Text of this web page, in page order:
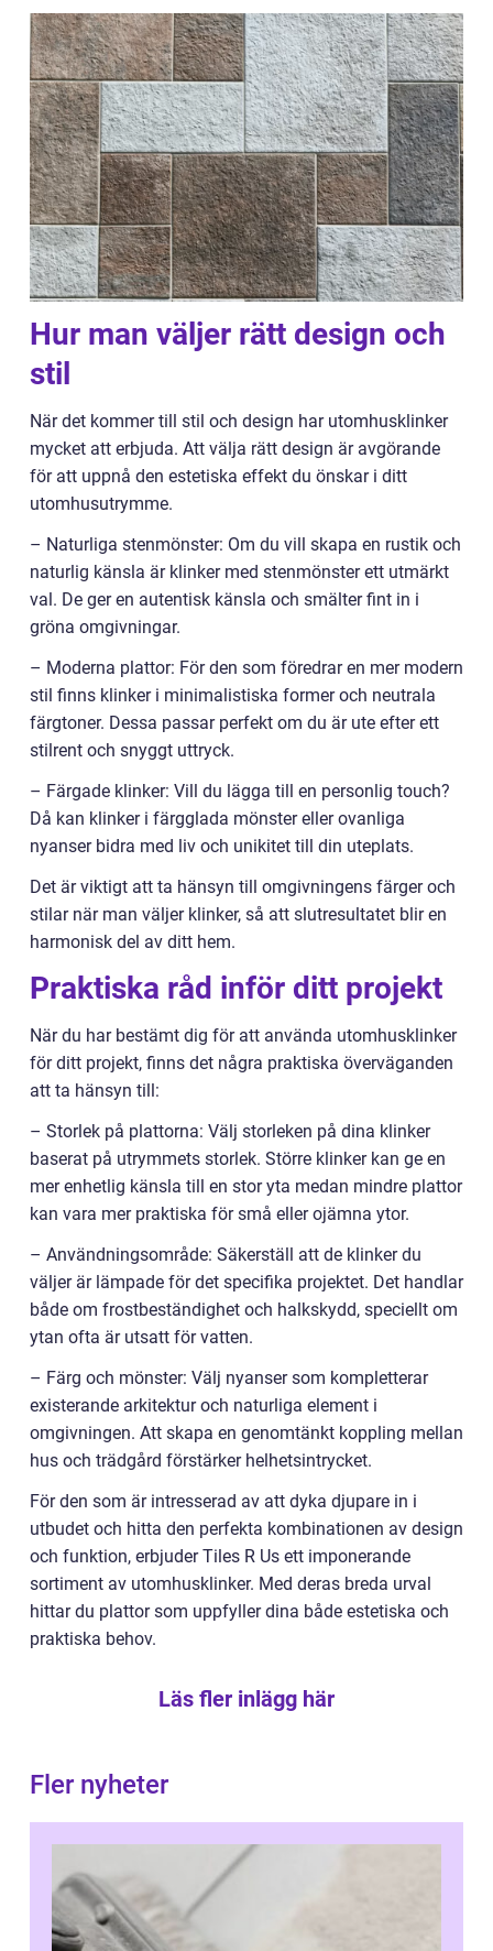
Hur man väljer rätt design och
stil
När det kommer till stil och design har utomhusklinker
mycket att erbjuda. Att välja rätt design är avgörande
för att uppnå den estetiska effekt du önskar i ditt
utomhusutrymme.
– Naturliga stenmönster: Om du vill skapa en rustik och
naturlig känsla är klinker med stenmönster ett utmärkt
val. De ger en autentisk känsla och smälter fint in i
gröna omgivningar.
– Moderna plattor: För den som föredrar en mer modern
stil finns klinker i minimalistiska former och neutrala
färgtoner. Dessa passar perfekt om du är ute efter ett
stilrent och snyggt uttryck.
– Färgade klinker: Vill du lägga till en personlig touch?
Då kan klinker i färgglada mönster eller ovanliga
nyanser bidra med liv och unikitet till din uteplats.
Det är viktigt att ta hänsyn till omgivningens färger och
stilar när man väljer klinker, så att slutresultatet blir en
harmonisk del av ditt hem.
Praktiska råd inför ditt projekt
När du har bestämt dig för att använda utomhusklinker
för ditt projekt, finns det några praktiska överväganden
att ta hänsyn till:
– Storlek på plattorna: Välj storleken på dina klinker
baserat på utrymmets storlek. Större klinker kan ge en
mer enhetlig känsla till en stor yta medan mindre plattor
kan vara mer praktiska för små eller ojämna ytor.
– Användningsområde: Säkerställ att de klinker du
väljer är lämpade för det specifika projektet. Det handlar
både om frostbeständighet och halkskydd, speciellt om
ytan ofta är utsatt för vatten.
– Färg och mönster: Välj nyanser som kompletterar
existerande arkitektur och naturliga element i
omgivningen. Att skapa en genomtänkt koppling mellan
hus och trädgård förstärker helhetsintrycket.
För den som är intresserad av att dyka djupare in i
utbudet och hitta den perfekta kombinationen av design
och funktion, erbjuder Tiles R Us ett imponerande
sortiment av utomhusklinker. Med deras breda urval
hittar du plattor som uppfyller dina både estetiska och
praktiska behov.
Läs fler inlägg här
Fler nyheter